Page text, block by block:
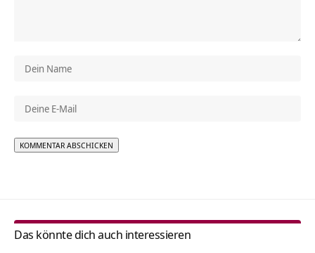
Das könnte dich auch interessieren